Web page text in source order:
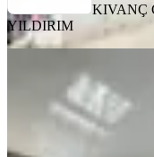
KIVANÇ
YILDIRIM